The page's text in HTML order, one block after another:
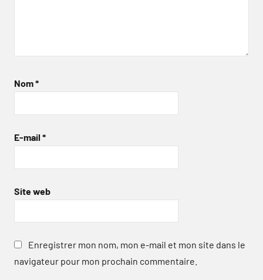
Nom*
E-mail *
Site web
Enregistrer mon nom, mon e-mail et mon site dans le
navigateur pour mon prochain commentaire.